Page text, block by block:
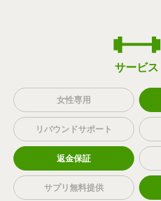
サービス
女性専用
リバウンドサポート
返金保証
サプリ無料提供